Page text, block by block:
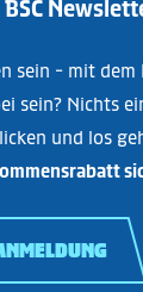
sein - mit dem
sein? Nichts
und los